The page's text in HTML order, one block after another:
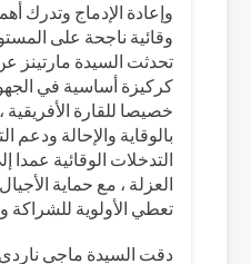
وإعادة الإدماج وتدرك
وقائية ناجحة على
تحدثت السيدة مارتينز عن
كركيزة أساسية في
خصيصا للقارة الأفريقية
بالوقاية والإحالة
التدخلات الوقائية
العزلة ، مع حماية
تعطي الأولوية للشراكة
دقت السيدة ماجي